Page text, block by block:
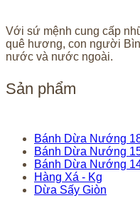
Với sứ mệnh cung cấp
quê hương, con người
nước và nước ngoài.
Sản phẩm
Bánh Dừa Nướng
Bánh Dừa Nướng
Bánh Dừa Nướng
Hàng Xá - Kg
Dừa Sấy Giòn